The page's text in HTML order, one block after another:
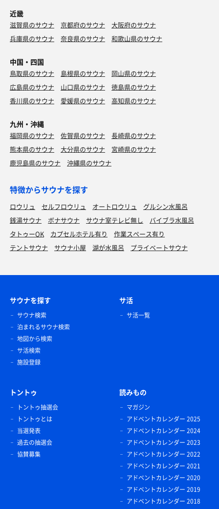
近畿
滋賀県のサウナ 京都府のサウナ
大阪府のサウナ
兵庫県のサウナ
奈良県のサウナ 和歌山県のサウナ
中国・四国
鳥取県のサウナ 島根県のサウナ
岡山県のサウナ
広島県のサウナ
山口県のサウナ
徳島県のサウナ
香川県のサウナ
愛媛県のサウナ 高知県のサウナ
九州・沖縄
福岡県のサウナ 佐賀県のサウナ
長崎県のサウナ
熊本県のサウナ
大分県のサウナ
宮崎県のサウナ
鹿児島県のサウナ
沖縄県のサウナ
特徴からサウナを探す
ロウリュ セルフロウリュ オートロウリュ
グルシン水風呂
銭湯サウナ
ボナサウナ サウナ室テレビ無し
バイブラ水風呂
タトゥーOK
カプセルホテル有り
作業スペース有り
テントサウナ
サウナ小屋 湖が水風呂 プライベートサウナ
サウナを探す
サウナ検索
泊まれるサウナ検索
地図から検索
サ活検索
施設登録
サ活
サ活一覧
トントゥ
トントゥ抽選会
トントゥとは
当選発表
過去の抽選会
協賛募集
読みもの
マガジン
アドベントカレンダー 2025
アドベントカレンダー 2024
アドベントカレンダー 2023
アドベントカレンダー 2022
アドベントカレンダー 2021
アドベントカレンダー 2020
アドベントカレンダー 2019
アドベントカレンダー 2018